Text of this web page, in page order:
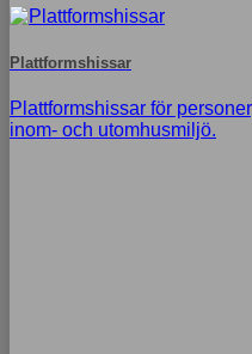
Plattformshissar
Plattformshissar för
inom- och utomhusmiljö.